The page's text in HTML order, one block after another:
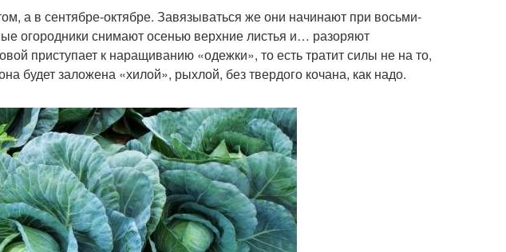
а в сентябре-октябре. Завязываться же они начинают при восьми-
огородники снимают осенью верхние листья и… разоряют
приступает к наращиванию «одежки», то есть тратит силы не на то,
будет заложена «хилой», рыхлой, без твердого кочана, как надо.